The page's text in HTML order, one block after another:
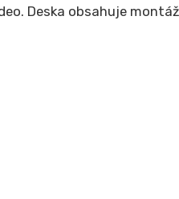
Deska obsahuje